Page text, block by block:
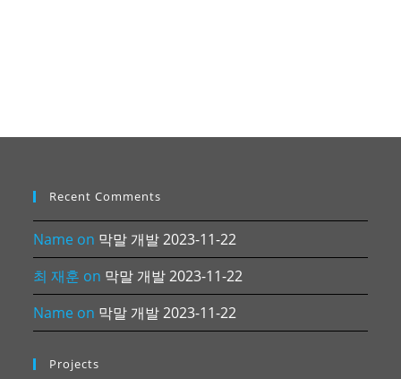
Recent Comments
Name on 막말 개발 2023-11-22
최 재훈 on 막말 개발 2023-11-22
Name on 막말 개발 2023-11-22
Projects